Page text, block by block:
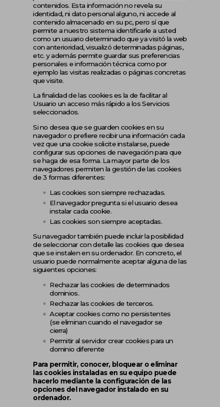
contenidos. Esta información no revela su
identidad, ni dato personal alguno, ni accede al
contenido almacenado en su pc, pero sí que
permite a nuestro sistema identificarle a usted
como un usuario determinado que ya visitó la web
con anterioridad, visualizó determinadas páginas,
etc. y además permite guardar sus preferencias
personales e información técnica como por
ejemplo las visitas realizadas o páginas concretas
que visite.
La finalidad de las cookies es la de facilitar al
Usuario un acceso más rápido a los Servicios
seleccionados.
Si no desea que se guarden cookies en su
navegador o prefiere recibir una información cada
vez que una cookie solicite instalarse, puede
configurar sus opciones de navegación para que
se haga de esa forma. La mayor parte de los
navegadores permiten la gestión de las cookies
de 3 formas diferentes:
Las cookies son siempre rechazadas.
El navegador pregunta si el usuario desea
instalar cada cookie.
Las cookies son siempre aceptadas.
Su navegador también puede incluir la posibilidad
de seleccionar con detalle las cookies que desea
que se instalen en su ordenador. En concreto, el
usuario puede normalmente aceptar alguna de las
siguientes opciones:
Rechazar las cookies de determinados
dominios.
Rechazar las cookies de terceros.
Aceptar cookies como no persistentes
(se eliminan cuando el navegador se
cierra)
Permitir al servidor crear cookies para un
dominio diferente
Para permitir, conocer, bloquear o eliminar
las cookies instaladas en su equipo puede
hacerlo mediante la configuración de las
opciones del navegador instalado en su
ordenador.